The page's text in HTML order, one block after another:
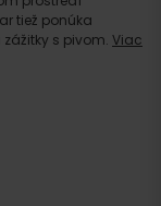
tiež ponúka
s pivom. Viac